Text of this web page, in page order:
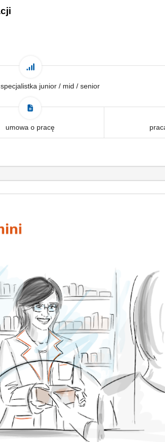
junior / mid / senior
umowa o pracę